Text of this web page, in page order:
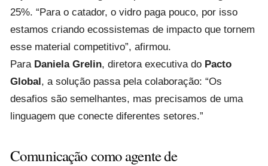
25%. “Para o catador, o vidro paga pouco, por isso
estamos criando ecossistemas de impacto que tornem
esse material competitivo”, afirmou.
Para Daniela Grelin, diretora executiva do Pacto
Global, a solução passa pela colaboração: “Os
desafios são semelhantes, mas precisamos de uma
linguagem que conecte diferentes setores.”
Comunicação como agente de